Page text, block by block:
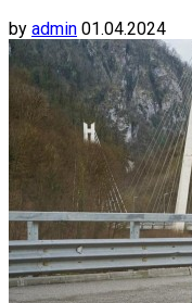
by admin 01.04.2024